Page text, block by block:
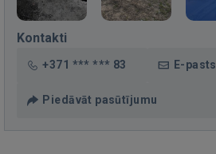
Kontakti
+371 *** *** 83 E-pasts
Piedāvāt pasūtījumu